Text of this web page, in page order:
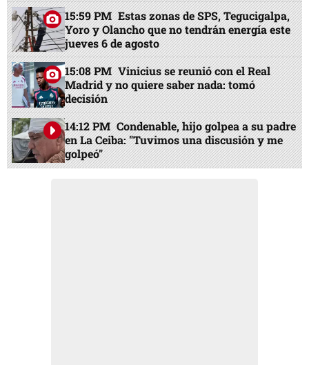
15:59 PM Estas zonas de SPS, Tegucigalpa,
Yoro y Olancho que no tendrán energía este
jueves 6 de agosto
15:08 PM Vinicius se reunió con el Real
Madrid y no quiere saber nada: tomó
decisión
14:12 PM Condenable, hijo golpea a su padre
en La Ceiba: "Tuvimos una discusión y me
golpeó"